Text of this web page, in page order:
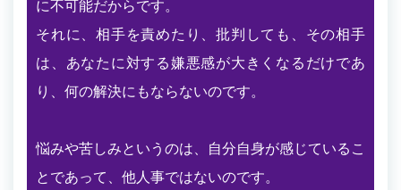
に不可能だからです。
それに、相手を責めたり、批判しても、その相手
は、あなたに対する嫌悪感が大きくなるだけであ
り、何の解決にもならないのです。
悩みや苦しみというのは、自分自身が感じているこ
とであって、他人事ではないのです。